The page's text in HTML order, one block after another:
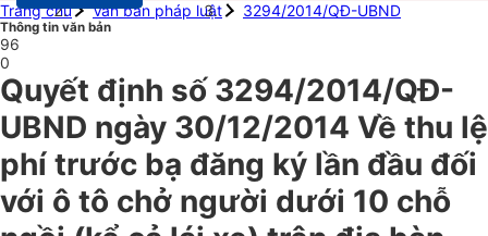
Trang chủ
Văn bản pháp luật 3294/2014/QĐ-UBND
Thông tin văn bản
96
0
Quyết định số 3294/2014/QĐ-
UBND ngày 30/12/2014 Về thu lệ
phí trước bạ đăng ký lần đầu đối
với ô tô chở người dưới 10 chỗ